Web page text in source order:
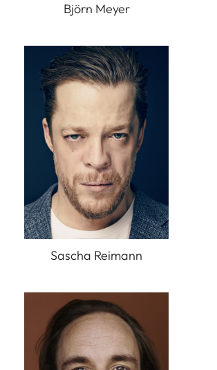
Björn Meyer
Sascha Reimann